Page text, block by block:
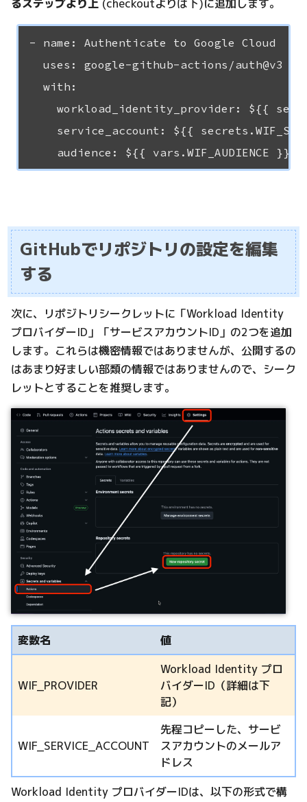
るステップより上 (checkoutよりは下)に追加します。
- name: Authenticate to Google Cloud
  uses: google-github-actions/auth@v3
  with:
workload_identity_provider: ${{
service_account: ${{
GitHubでリポジトリの設定を編集
する
次に、リポジトリシークレットに「Workload Identity
プロバイダーID」「サービスアカウントID」の2つを追加
します。これらは機密情報ではありませんが、公開するの
はあまり好ましい部類の情報ではありませんので、シーク
レットとすることを推奨します。
変数名 値
WIF_PROVIDER
Workload Identity プロ
バイダーID（詳細は下
記）
WIF_SERVICE_ACCOUNT
先程コピーした、サービ
スアカウントのメールア
ドレス
Workload Identity プロバイダーIDは、以下の形式で構